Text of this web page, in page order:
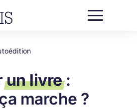
un livre:
marche ?